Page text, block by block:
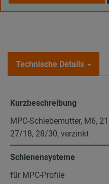
Technische Details
Kurzbeschreibung
MPC-Schiebemutter, M6,
27/18, 28/30, verzinkt
Schienensysteme
für MPC-Profile